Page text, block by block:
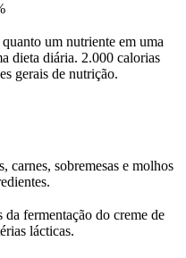
um nutriente em uma
dieta diária. 2.000 calorias
gerais de nutrição.
carnes, sobremesas e molhos
fermentação do creme de
lácticas.